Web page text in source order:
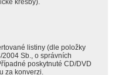
kresby).
listiny (dle položky
Sb., o správních
poskytnuté CD/DVD
za konverzi.